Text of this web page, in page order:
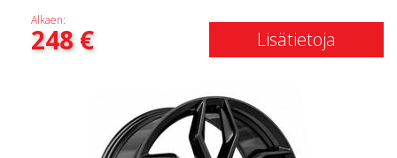
Alkaen:
248€ Lisätietoja